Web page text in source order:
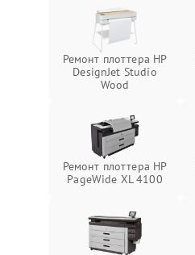
Ремонт плоттера HP
DesignJet Studio
Wood
Ремонт плоттера HP
PageWide XL 4100